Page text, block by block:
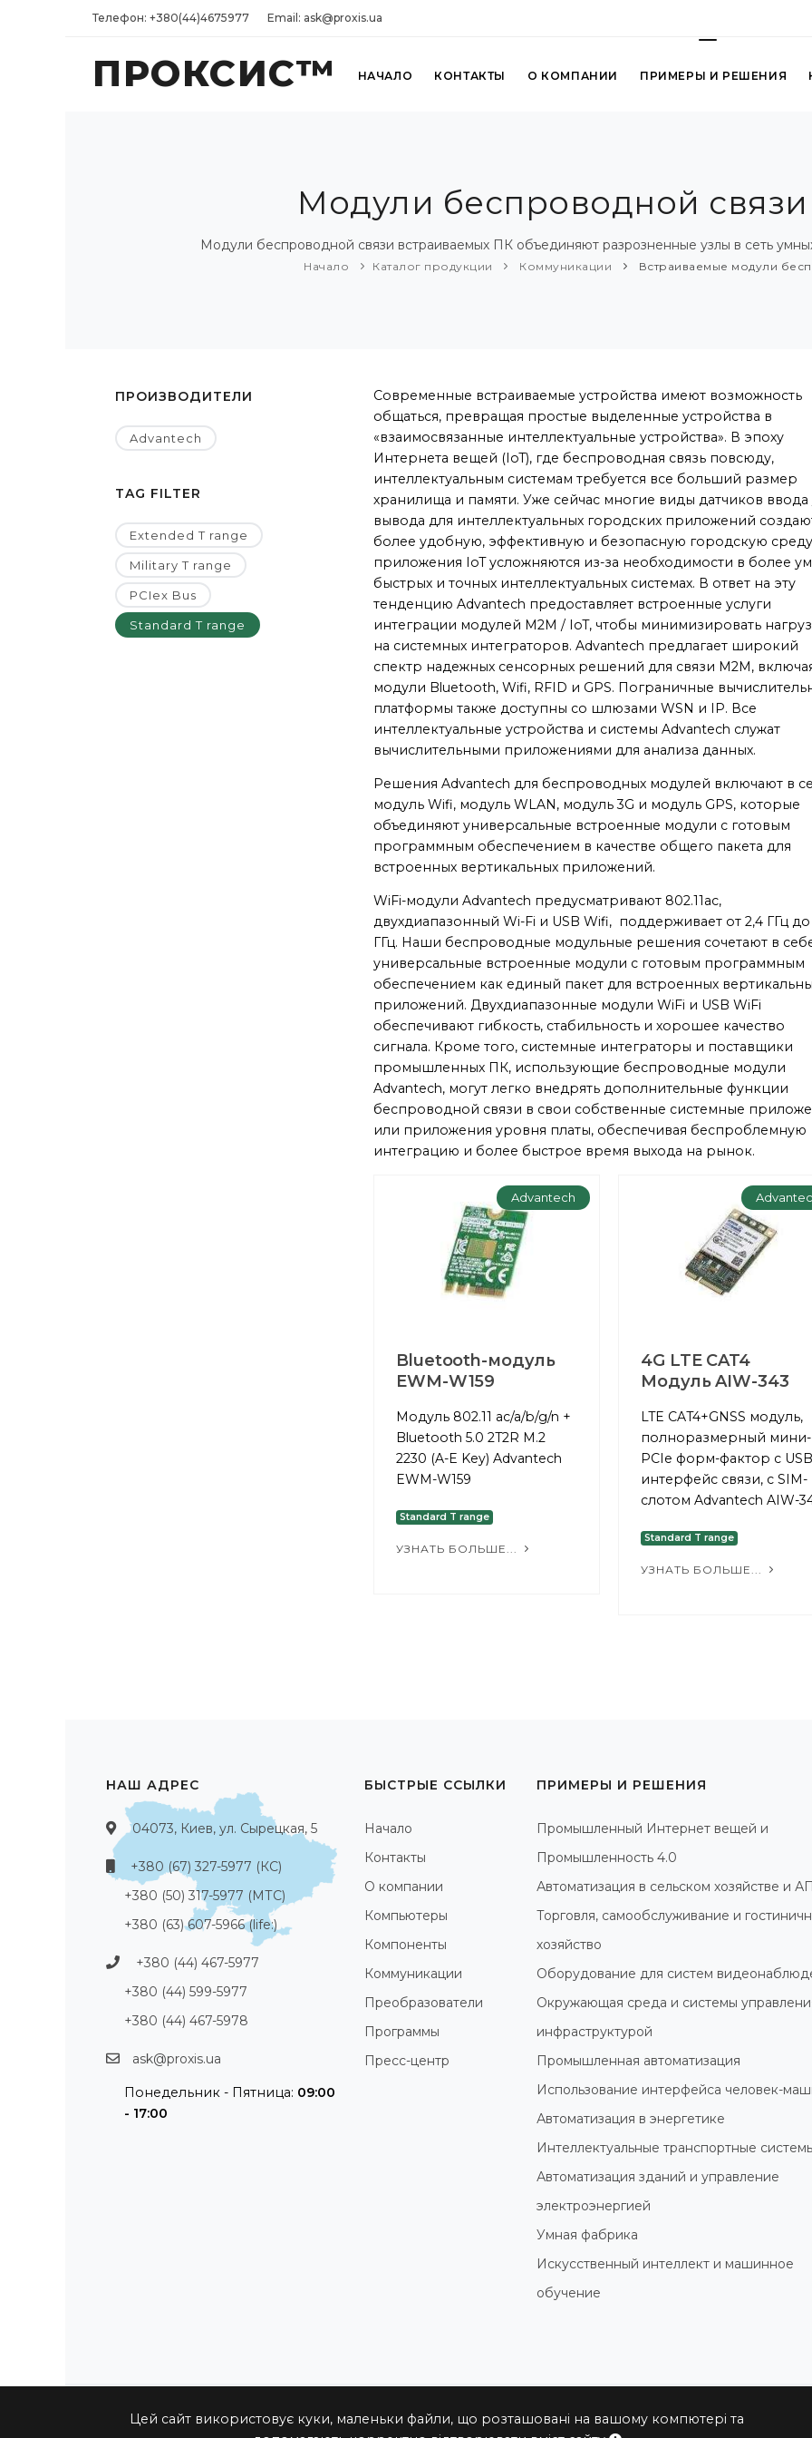
Телефон: +380(44)4675977 Email: ask@proxis.ua
ПРОКСИС™ НАЧАЛО КОНТАКТЫ О КОМПАНИИ ПРИМЕРЫ И РЕШЕНИЯ
Модули беспроводной связи
Модули беспроводной связи встраиваемых ПК объединяют разрозненные узлы в сеть
Начало Каталог продукции Коммуникации Встраиваемые модули
ПРОИЗВОДИТЕЛИ
Advantech
TAG FILTER
Extended T range
Military T range
PCIex Bus
Standard T range
Современные встраиваемые устройства имеют возможность
общаться, превращая простые выделенные устройства в
«взаимосвязанные интеллектуальные устройства». В эпоху
Интернета вещей (IoT), где беспроводная связь повсюду,
интеллектуальным системам требуется все больший размер
хранилища и памяти. Уже сейчас многие виды датчиков ввода
вывода для интеллектуальных городских приложений
более удобную, эффективную и безопасную городскую
приложения IoT усложняются из-за необходимости в более
быстрых и точных интеллектуальных системах. В ответ на эту
тенденцию Advantech предоставляет встроенные услуги
интеграции модулей M2M / IoT, чтобы минимизировать
на системных интеграторов. Advantech предлагает широкий
спектр надежных сенсорных решений для связи M2M,
модули Bluetooth, Wifi, RFID и GPS. Пограничные
платформы также доступны со шлюзами WSN и IP. Все
интеллектуальные устройства и системы Advantech служат
вычислительными приложениями для анализа данных.
Решения Advantech для беспроводных модулей включают в
модуль Wifi, модуль WLAN, модуль 3G и модуль GPS, которые
объединяют универсальные встроенные модули с готовым
программным обеспечением в качестве общего пакета для
встроенных вертикальных приложений.
WiFi-модули Advantech предусматривают 802.11ac,
двухдиапазонный Wi-Fi и USB Wifi, поддерживает от 2,4 ГГц до
ГГц. Наши беспроводные модульные решения сочетают в
универсальные встроенные модули с готовым программным
обеспечением как единый пакет для встроенных
приложений. Двухдиапазонные модули WiFi и USB WiFi
обеспечивают гибкость, стабильность и хорошее качество
сигнала. Кроме того, системные интеграторы и поставщики
промышленных ПК, использующие беспроводные модули
Advantech, могут легко внедрять дополнительные функции
беспроводной связи в свои собственные системные
или приложения уровня платы, обеспечивая беспроблемную
интеграцию и более быстрое время выхода на рынок.
Advantech
Bluetooth-модуль
EWM-W159
Модуль 802.11 ac/a/b/g/n +
Bluetooth 5.0 2T2R M.2
2230 (A-E Key) Advantech
EWM-W159
Standard T range
УЗНАТЬ БОЛЬШЕ...
4G LTE CAT4
Модуль AIW-343
LTE CAT4+GNSS модуль,
полноразмерный мини-
PCIe форм-фактор с
интерфейс связи, с SIM-
слотом Advantech AIW-
Standard T range
УЗНАТЬ БОЛЬШЕ...
Цей сайт використовує куки, маленьки файли, що розташовані на вашому компютері та
НАШ АДРЕС
04073, Киев, ул. Сырецкая, 5
+380 (67) 327-5977 (КС)
+380 (50) 317-5977 (МТС)
+380 (63) 607-5966 (life:)
+380 (44) 467-5977
+380 (44) 599-5977
+380 (44) 467-5978
ask@proxis.ua
Понедельник - Пятница: 09:00
- 17:00
БЫСТРЫЕ ССЫЛКИ
Начало
Контакты
О компании
Компьютеры
Компоненты
Коммуникации
Преобразователи
Программы
Пресс-центр
ПРИМЕРЫ И РЕШЕНИЯ
Промышленный Интернет вещей и
Промышленность 4.0
Автоматизация в сельском хозяйстве и
Торговля, самообслуживание и
хозяйство
Оборудование для систем
Окружающая среда и системы
инфраструктурой
Промышленная автоматизация
Использование интерфейса человек-
Автоматизация в энергетике
Интеллектуальные транспортные
Автоматизация зданий и управление
электроэнергией
Умная фабрика
Искусственный интеллект и машинное
обучение
© 2004 - 2026 ПРОКСИС™ - промышленные компьютеры и